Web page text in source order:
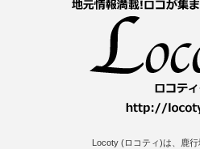
Locoty (ロコティ)は、鹿